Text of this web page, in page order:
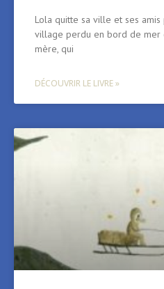
Lola quitte sa ville et ses
village perdu en bord de mer
mère, qui
DÉCOUVRIR LE LIVRE »